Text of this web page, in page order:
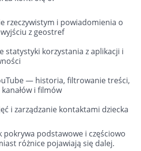
rzeczywistym i powiadomienia o
z geostref
statystyki korzystania z aplikacji i
— historia, filtrowanie treści,
i filmów
i zarządzanie kontaktami dziecka
pokrywa podstawowe i częściowo
różnice pojawiają się dalej.